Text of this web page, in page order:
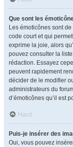
Que sont les
Les émoticônes sont
code court et qui
exprime la joie, alors
pouvez consulter la
rédaction. Essayez
peuvent rapidement
décider de le modifier
administrateurs du
d’émoticônes qu’il est
Haut
Puis-je insérer des
Oui, vous pouvez